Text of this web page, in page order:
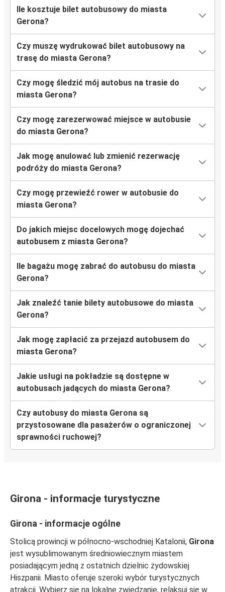
Ile kosztuje bilet autobusowy do miasta
Gerona?
Czy muszę wydrukować bilet autobusowy na
trasę do miasta Gerona?
Czy mogę śledzić mój autobus na trasie do
miasta Gerona?
Czy mogę zarezerwować miejsce w autobusie
do miasta Gerona?
Jak mogę anulować lub zmienić rezerwację
podróży do miasta Gerona?
Czy mogę przewieźć rower w autobusie do
miasta Gerona?
Do jakich miejsc docelowych mogę dojechać
autobusem z miasta Gerona?
Ile bagażu mogę zabrać do autobusu do miasta
Gerona?
Jak znaleźć tanie bilety autobusowe do miasta
Gerona?
Jak mogę zapłacić za przejazd autobusem do
miasta Gerona?
Jakie usługi na pokładzie są dostępne w
autobusach jadących do miasta Gerona?
Czy autobusy do miasta Gerona są
przystosowane dla pasażerów o ograniczonej
sprawności ruchowej?
Girona - informacje turystyczne
Girona - informacje ogólne
Stolicą prowincji w północno-wschodniej Katalonii, Girona
jest wysublimowanym średniowiecznym miastem
posiadającym jedną z ostatnich dzielnic żydowskiej
Hiszpanii. Miasto oferuje szeroki wybór turystycznych
atrakcji. Wybierz się na lokalne zwiedzanie, relaksuj się w